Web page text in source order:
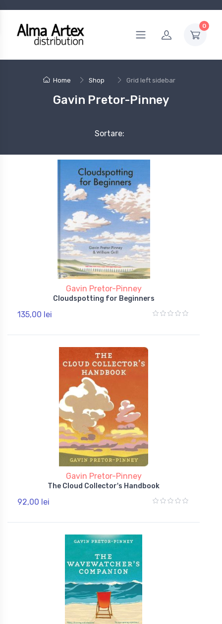
0
Home Shop Grid left sidebar
Gavin Pretor-Pinney
Sortare:
Gavin Pretor-Pinney
Cloudspotting for Beginners
135,00 lei
Gavin Pretor-Pinney
The Cloud Collector's Handbook
92,00 lei